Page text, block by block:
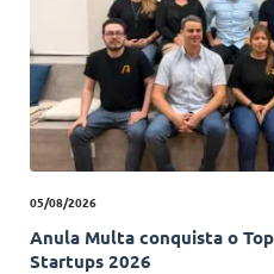
05/08/2026
Anula Multa conquista o
Startups 2026